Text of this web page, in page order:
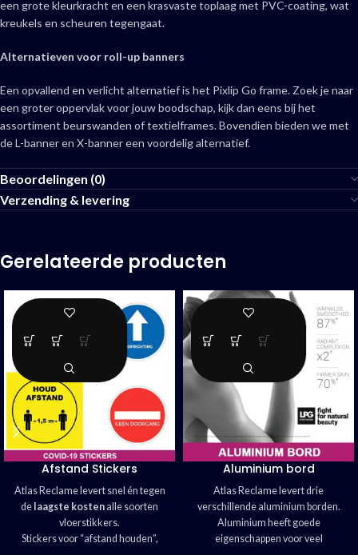
een grote kleurkracht en een krasvaste toplaag met PVC-coating, wat
kreukels en scheuren tegengaat.
Alternatieven voor roll-up banners
Een opvallend en verlicht alternatief is het Pixlip Go frame. Zoek je naar
een groter oppervlak voor jouw boodschap, kijk dan eens bij het
assortiment beurswanden of textielframes. Bovendien bieden we met
de L-banner en X-banner een voordelig alternatief.
Beoordelingen (0)
Verzending & levering
Gerelateerde producten
Afstand Stickers
Atlas Reclame levert snel én tegen
de laagste kosten alle soorten
vloerstikkers.
Stickers voor “afstand houden”,
Aluminium bord
Atlas Reclame levert drie
verschillende aluminium borden.
Aluminium heeft goede
eigenschappen voor veel